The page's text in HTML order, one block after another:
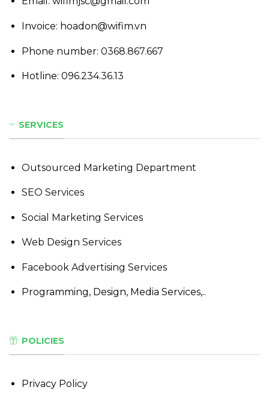
Invoice: hoadon@wifim.vn
Phone number: 0368.867.667
Hotline: 096.234.36.13
SERVICES
Outsourced Marketing Department
SEO Services
Social Marketing Services
Web Design Services
Facebook Advertising Services
Programming, Design, Media Services,..
POLICIES
Privacy Policy